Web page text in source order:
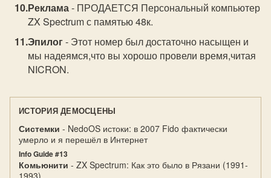
Реклама- ПРОДАЕТСЯ Персональный компьютер
ZX Spectrum с памятью 48к.
Эпилог- Этот номер был достаточно насыщен и
мы надеямся,что вы хорошо провели время,читая
NICRON.
ИСТОРИЯ ДЕМОСЦЕНЫ
Системки - NedoOS истоки: в 2007 Fido фактически
умерло и я перешёл в Интернет
Info Guide #13
Комьюнити - ZX Spectrum: Как это было в Рязани (1991-
1993).